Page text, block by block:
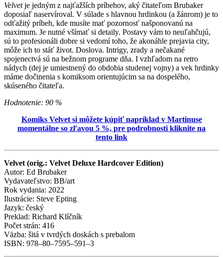
Velvetje jedným z najťažších príbehov, aký čitateľom Brubaker
doposiaľ naservíroval. V súlade s hlavnou hrdinkou (a žánrom) je to
odťažitý príbeh, kde musíte mať pozornosť našponovanú na
maximum. Je nutné všímať si detaily. Postavy vám to neuľahčujú,
sú to profesionáli dobre si vedomí toho, že akonáhle prejavia city,
môže ich to stáť život. Doslova. Intrigy, zrady a nečakané
spojenectvá sú na bežnom programe dňa. I vzhľadom na retro
nádych (dej je umiestnený do obdobia studenej vojny) a vek hrdinky
máme dočinenia s komiksom orientujúcim sa na dospelého,
skúseného čitateľa.
Hodnotenie: 90 %
Komiks Velvet si môžete kúpiť napríklad v Martinuse
momentálne so zľavou 5 %, pre podrobnosti kliknite na
tento link
Velvet (orig.: Velvet Deluxe Hardcover Edition)
Autor: Ed Brubaker
Vydavateľstvo: BB/art
Rok vydania: 2022
Ilustrácie: Steve Epting
Jazyk: český
Preklad: Richard Klíčník
Počet strán: 416
Väzba: šitá v tvrdých doskách s prebalom
ISBN: 978–80–7595–591–3